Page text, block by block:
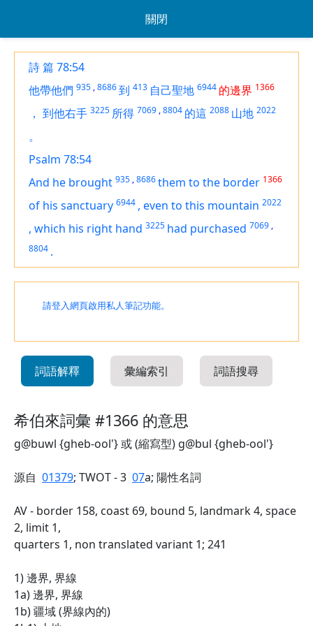
關閉
詩 篇 78:54
他帶他們 935 ,8686到 413 自己聖地 6944 的邊界 1366
， 到他右手 3225 所得 7069 ,8804 的這 2088 山地 2022
。
Psalm 78:54
And he brought 935 ,8686them to the border 1366
of his sanctuary 6944 , even to this mountain 2022
, which his right hand 3225 had purchased 7069 ,
8804 .
請登入網頁啟用私人筆記功能。
詞語解釋 彙編索引 詞語搜尋
希伯來詞彙 #1366 的意思
g@buwl {gheb-ool'} 或 (縮寫型) g@bul {gheb-ool'}
源自 01379; TWOT - 3 07a; 陽性名詞
AV - border 158, coast 69, bound 5, landmark 4, space
2, limit 1,
quarters 1, non translated variant 1; 241
1) 邊界, 界線
1a) 邊界, 界線
1b) 疆域 (界線內的)